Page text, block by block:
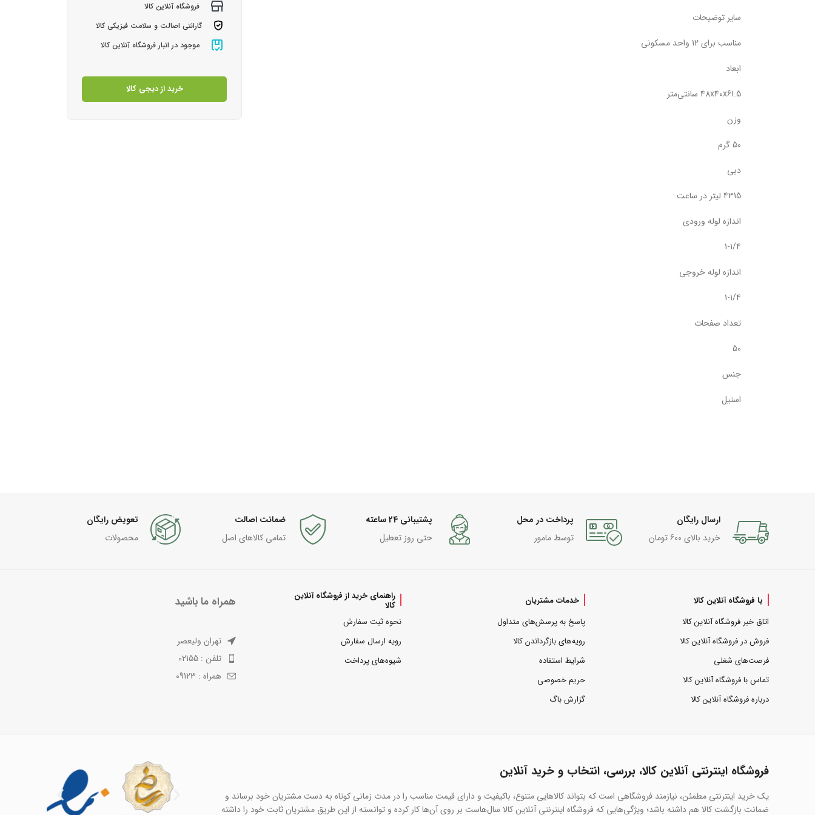
سایر توضیحات
مناسب برای 12 واحد مسکونی
ابعاد
48x40x61.5 سانتی‌متر
وزن
50 گرم
دبی
4315 لیتر در ساعت
اندازه لوله ورودی
1-1/4
اندازه لوله خروجی
1-1/4
تعداد صفحات
50
جنس
استیل
فروشگاه آنلاین کالا
گارانتی اصالت و سلامت فیزیکی کالا
موجود در انبار فروشگاه آنلاین کالا
خرید از دیجی کالا
ارسال رایگان
خرید بالای 600 تومان
پرداخت در محل
توسط مامور
پشتیبانی 24 ساعته
حتی روز تعطیل
ضمانت اصالت
تمامی کالاهای اصل
تعویض رایگان
محصولات
با فروشگاه آنلاین کالا
اتاق خبر فروشگاه آنلاین کالا
فروش در فروشگاه آنلاین کالا
فرصت‌های شغلی
تماس با فروشگاه آنلاین کالا
درباره فروشگاه آنلاین کالا
خدمات مشتریان
پاسخ به پرسش‌های متداول
رویه‌های بازگرداندن کالا
شرایط استفاده
حریم خصوصی
گزارش باگ
راهنمای خرید از فروشگاه آنلاین
کالا
نحوه ثبت سفارش
رویه ارسال سفارش
شیوه‌های پرداخت
همراه ما باشید
تهران ولیعصر
تلفن : 02155
همراه : 09123
فروشگاه اینترنتی آنلاین کالا، بررسی، انتخاب و خرید آنلاین
یک خرید اینترنتی مطمئن، نیازمند فروشگاهی است که بتواند کالاهایی متنوع، باکیفیت و دارای قیمت مناسب را در مدت زمانی کوتاه به دست مشتریان خود برساند و
ضمانت بازگشت کالا هم داشته باشد؛ ویژگی‌هایی که فروشگاه اینترنتی آنلاین کالا سال‌هاست بر روی آن‌ها کار کرده و توانسته از این طریق مشتریان ثابت خود را داشته